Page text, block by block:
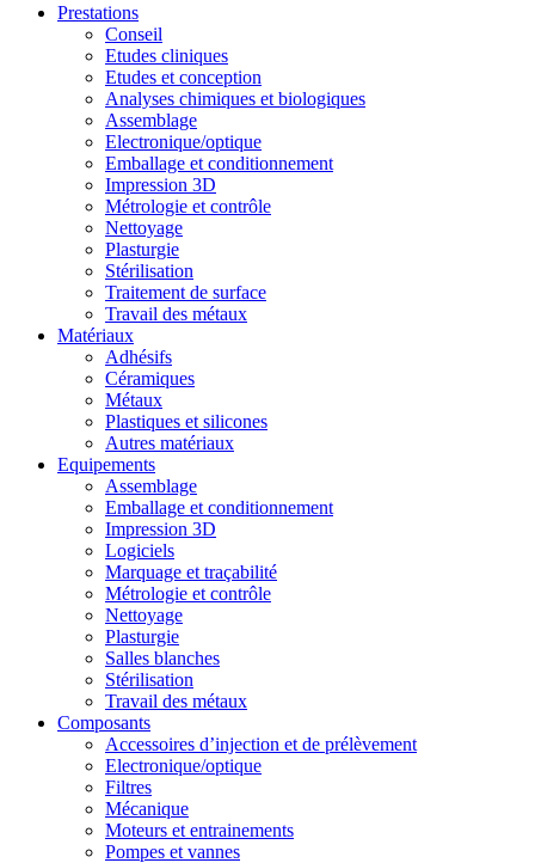
Prestations
Conseil
Etudes cliniques
Etudes et conception
Analyses chimiques et biologiques
Assemblage
Electronique/optique
Emballage et conditionnement
Impression 3D
Métrologie et contrôle
Nettoyage
Plasturgie
Stérilisation
Traitement de surface
Travail des métaux
Matériaux
Adhésifs
Céramiques
Métaux
Plastiques et silicones
Autres matériaux
Equipements
Assemblage
Emballage et conditionnement
Impression 3D
Logiciels
Marquage et traçabilité
Métrologie et contrôle
Nettoyage
Plasturgie
Salles blanches
Stérilisation
Travail des métaux
Composants
Accessoires d’injection et de prélèvement
Electronique/optique
Filtres
Mécanique
Moteurs et entrainements
Pompes et vannes